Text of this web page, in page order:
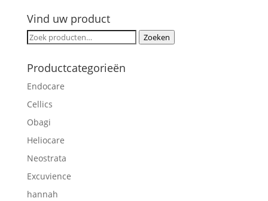
Vind uw product
Zoeken
Zoeken
Productcategorieën
Endocare
Cellics
Obagi
Heliocare
Neostrata
Excuvience
hannah